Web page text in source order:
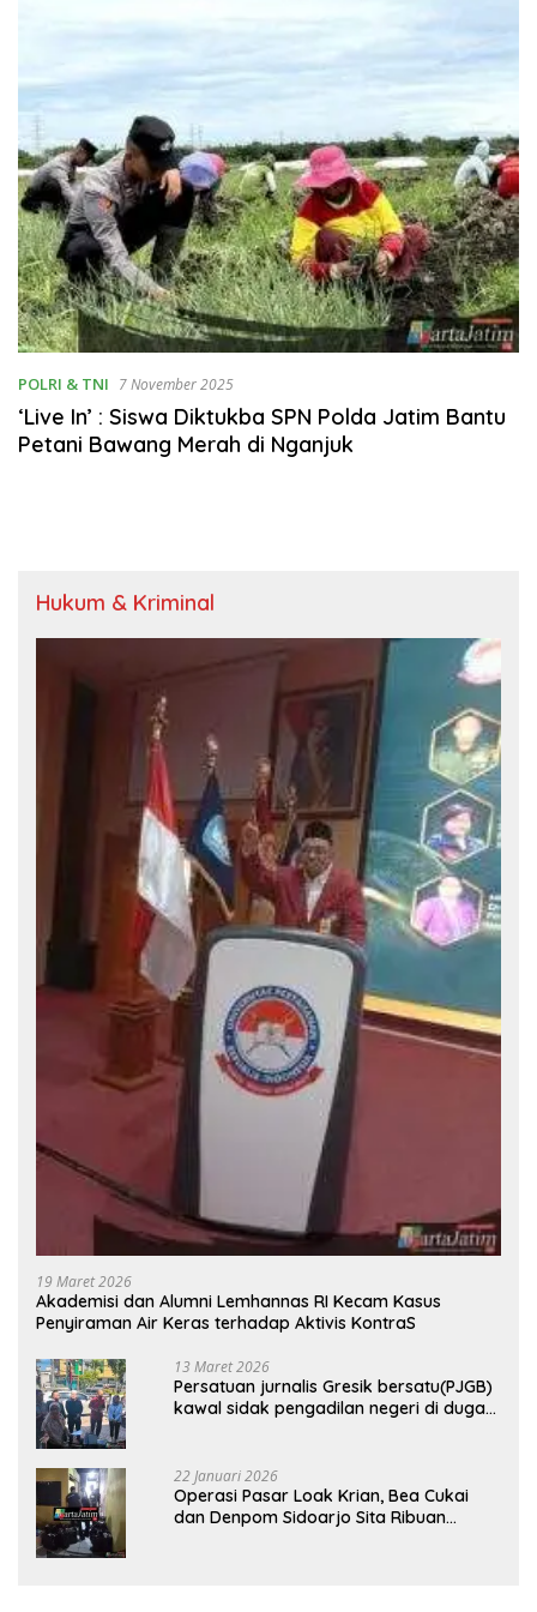
POLRI & TNI 7 November 2025
‘Live In’ : Siswa Diktukba SPN Polda Jatim Bantu
Petani Bawang Merah di Nganjuk
Hukum & Kriminal
19 Maret 2026
Akademisi dan Alumni Lemhannas RI Kecam Kasus
Penyiraman Air Keras terhadap Aktivis KontraS
13 Maret 2026
Persatuan jurnalis Gresik bersatu(PJGB)
kawal sidak pengadilan negeri di duga
22 Januari 2026
Operasi Pasar Loak Krian, Bea Cukai
dan Denpom Sidoarjo Sita Ribuan